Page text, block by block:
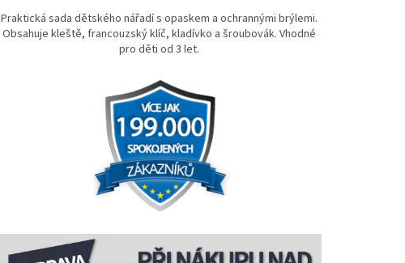
Praktická sada dětského nářadí s opaskem a ochrannými brýlemi.
Obsahuje kleště, francouzský klíč, kladívko a šroubovák. Vhodné
pro děti od 3 let.